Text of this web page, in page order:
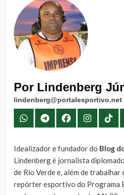
Por Lindenberg
lindenberg@portalesportivo.net
Idealizador e fundador do Blog
Lindenberg é jornalista
de Rio Verde e, além de
repórter esportivo do Programa